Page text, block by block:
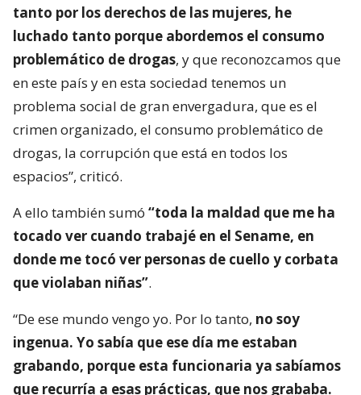
tanto por los derechos de las mujeres, he
luchado tanto porque abordemos el consumo
problemático de drogas, y que reconozcamos que
en este país y en esta sociedad tenemos un
problema social de gran envergadura, que es el
crimen organizado, el consumo problemático de
drogas, la corrupción que está en todos los
espacios”, criticó.
A ello también sumó “toda la maldad que me ha
tocado ver cuando trabajé en el Sename, en
donde me tocó ver personas de cuello y corbata
que violaban niñas”.
“De ese mundo vengo yo. Por lo tanto, no soy
ingenua. Yo sabía que ese día me estaban
grabando, porque esta funcionaria ya sabíamos
que recurría a esas prácticas, que nos grababa.